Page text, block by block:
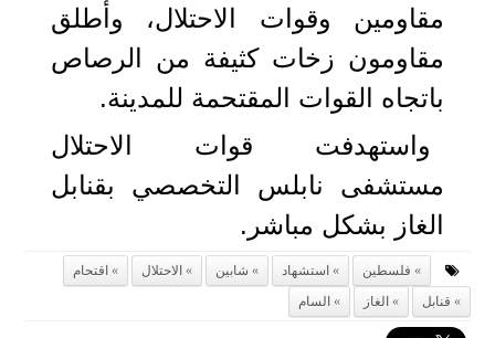
مقاومين وقوات الاحتلال، وأطلق
مقاومون زخات كثيفة من الرصاص
باتجاه القوات المقتحمة للمدينة.
واستهدفت قوات الاحتلال
مستشفى نابلس التخصصي بقنابل
الغاز بشكل مباشر.
فلسطين استشهاد شابين الاحتلال
اقتحام
قنابل
الغاز السام